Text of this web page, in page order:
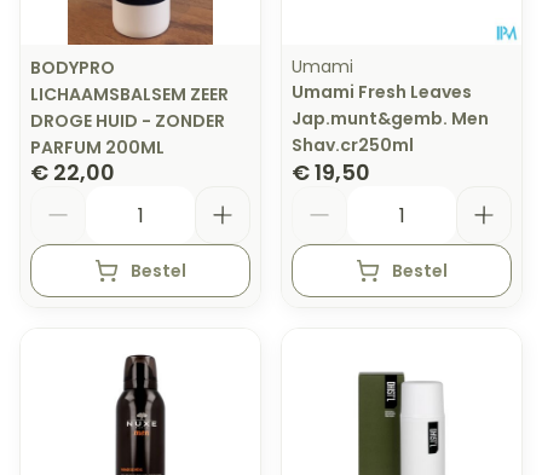
BODYPRO
LICHAAMSBALSEM ZEER
DROGE HUID - ZONDER
PARFUM 200ML
€ 22,00
Bestel
Umami
Umami Fresh Leaves
Jap.munt&gemb. Men
Shav.cr250ml
€ 19,50
Bestel